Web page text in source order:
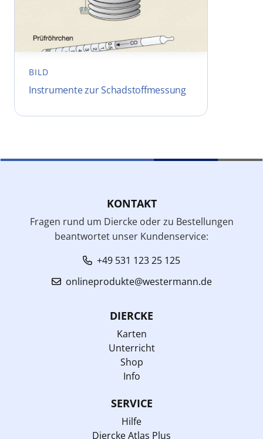
BILD
Instrumente zur Schadstoffmessung
KONTAKT
Fragen rund um Diercke oder zu Bestellungen
beantwortet unser Kundenservice:
+49 531 123 25 125
onlineprodukte@westermann.de
DIERCKE
Karten
Unterricht
Shop
Info
SERVICE
Hilfe
Diercke Atlas Plus